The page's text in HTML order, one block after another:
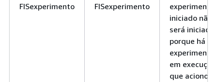
FISexperimento
FISexperimento
experimento
iniciado não
será iniciado
porque há
experimento
em execução
que acionou